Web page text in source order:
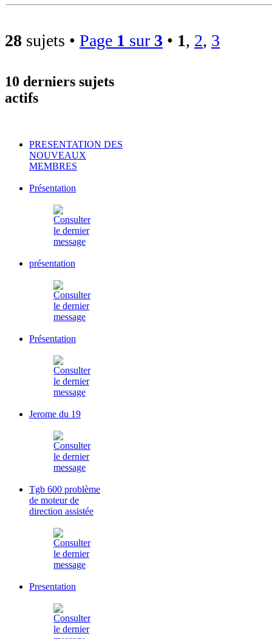
28 sujets • Page 1 sur 3 • 1, 2, 3
10 derniers sujets
actifs
PRESENTATION DES
NOUVEAUX
MEMBRES
Présentation
présentation
Présentation
Jerome du 19
Tgb 600 problème
de moteur de
direction assistée
Presentation